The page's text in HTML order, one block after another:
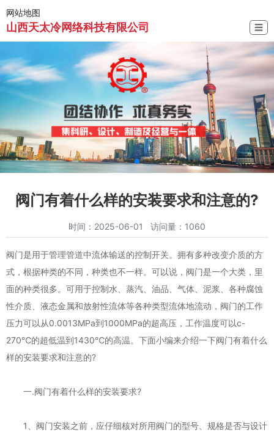
网站地图
山西天太冷网络科技有限公司 ☰
阀门有着什么样的安装要求和注意的?
时间：2025-06-01 访问量：1060
阀门是用于管理管道中流体输送的控制开关。拥有多种改变介质的方
式，根据种类的不同，种类也不一样。可以说，阀门是一个大类，里
面的种类很多。可用于控制水、蒸汽、油品、气体、泥浆、各种腐蚀
性介质、液态金属和放射性流体等各种类型流体地流动，阀门的工作
压力可以从0.0013MPa到1000MPa的超高压，工作温度可以c-
270℃的超低温到1430℃的高温。下面小编来介绍一下阀门有着什么
样的安装要求和注意的?
一.阀门有着什么样的安装要求?
1、阀门安装之前，应仔细核对所用阀门的型号、规格是否与设计